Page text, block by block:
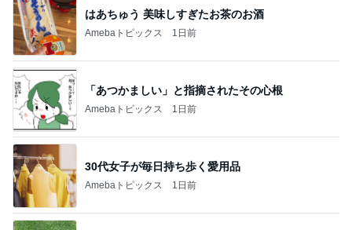
はあちゅう 美味しすぎたお茶のお酒
Amebaトピックス 1日前
「あつかましい」と指摘されたその心根
Amebaトピックス 1日前
30代女子が毎日持ち歩く愛用品
Amebaトピックス 1日前